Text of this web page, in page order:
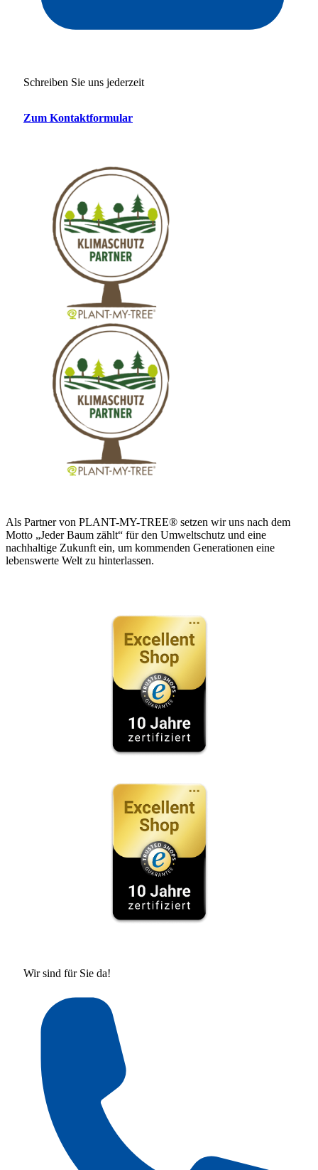
Schreiben Sie uns jederzeit
Zum Kontaktformular
Als Partner von PLANT-MY-TREE® setzen wir uns nach dem
Motto „Jeder Baum zählt“ für den Umweltschutz und eine
nachhaltige Zukunft ein, um kommenden Generationen eine
lebenswerte Welt zu hinterlassen.
Wir sind für Sie da!